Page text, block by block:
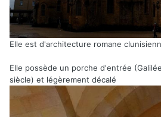
Elle est d'architecture romane
Elle possède un porche d'entrée
siècle) et légèrement décalé